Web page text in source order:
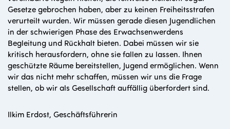
Gesetze gebrochen haben, aber zu keinen Freiheitsstrafen
verurteilt wurden. Wir müssen gerade diesen Jugendlichen
in der schwierigen Phase des Erwachsenwerdens
Begleitung und Rückhalt bieten. Dabei müssen wir sie
kritisch herausfordern, ohne sie fallen zu lassen. Ihnen
geschützte Räume bereitstellen, Jugend ermöglichen. Wenn
wir das nicht mehr schaffen, müssen wir uns die Frage
stellen, ob wir als Gesellschaft auffällig überfordert sind.
Ilkim Erdost, Geschäftsführerin